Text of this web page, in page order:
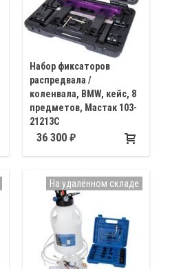
Набор фиксаторов
распредвала /
коленвала, BMW, кейс, 8
предметов, Мастак 103-
21213C
Для установки и регулировки
BMW модификации N55
36 300
На удалённом складе